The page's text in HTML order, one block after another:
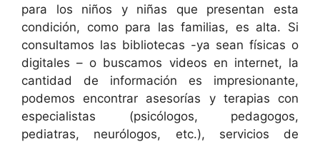
para los niños y niñas que presentan esta
condición, como para las familias, es alta. Si
consultamos las bibliotecas -ya sean físicas o
digitales – o buscamos videos en internet, la
cantidad de información es impresionante,
podemos encontrar asesorías y terapias con
especialistas (psicólogos, pedagogos,
pediatras, neurólogos, etc.), servicios de